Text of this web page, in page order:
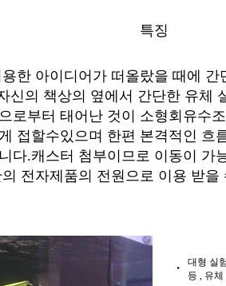
특징
한 아이디어가 떠올랐을 때에
신의 책상의 옆에서 간단한 유체
로부터 태어난 것이 소형회유수
접할수있으며 한편 본격적인 흐
다.캐스터 첨부이므로 이동이 가
전자제품의 전원으로 이용 받을
・
대형 실
등 , 유체